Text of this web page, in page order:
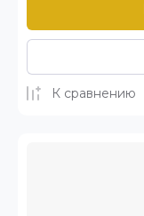
К сравнению